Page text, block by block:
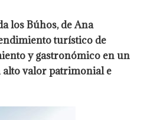
los Búhos, de Ana
turístico de
y gastronómico en un
valor patrimonial e